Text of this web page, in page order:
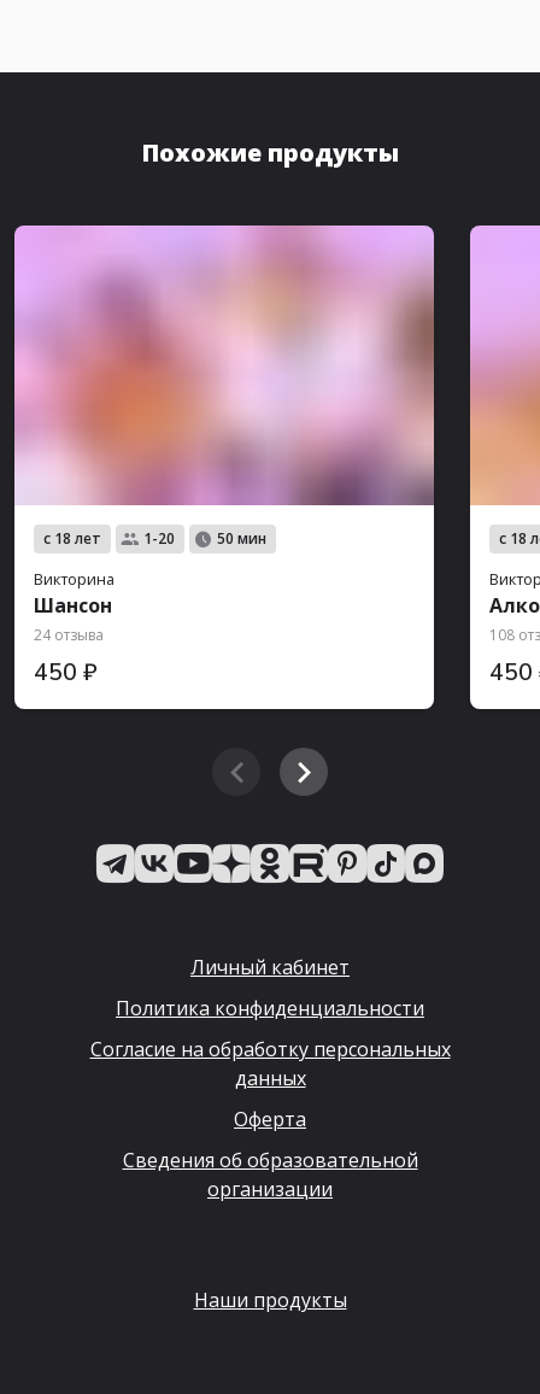
Похожие продукты
с 18 лет 1-20 50 мин
Викторина
Шансон
24 отзыва
450 ₽
с 18
108
450
Личный кабинет
Политика конфиденциальности
Согласие на обработку персональных
данных
Оферта
Сведения об образовательной
организации
Наши продукты